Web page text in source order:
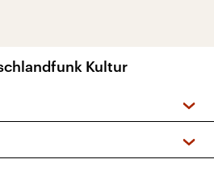
Kultur
Podcasts